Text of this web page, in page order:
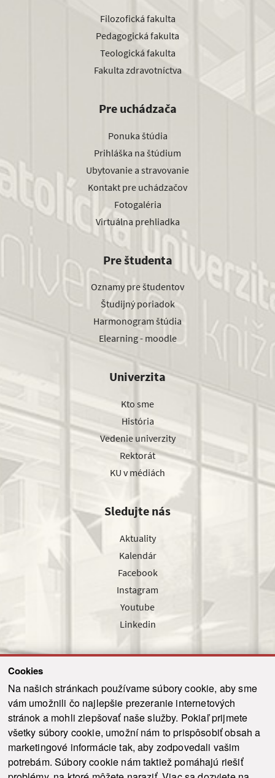
Cookies
Na našich stránkach používame súbory cookie, aby sme
vám umožnili čo najlepšie prezeranie internetových
stránok a mohli zlepšovať naše služby. Pokiaľ prijmete
všetky súbory cookie, umožní nám to prispôsobiť obsah a
marketingové informácie tak, aby zodpovedali vašim
potrebám. Súbory cookie nám taktiež pomáhajú riešiť
Filozofická fakulta
Pedagogická fakulta
Teologická fakulta
Fakulta zdravotníctva
Pre uchádzača
Ponuka štúdia
Prihláška na štúdium
Ubytovanie a stravovanie
Kontakt pre uchádzačov
Fotogaléria
Virtuálna prehliadka
Pre študenta
Oznamy pre študentov
Študijný poriadok
Harmonogram štúdia
Elearning - moodle
Univerzita
Kto sme
História
Vedenie univerzity
Rektorát
KU v médiách
Sledujte nás
Aktuality
Kalendár
Facebook
Instagram
Youtube
Linkedin
Odoslať